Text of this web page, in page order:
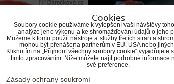
Cookies
Soubory cookie používáme k vylepšení vaší návštěvy
analýze jeho výkonu a ke shromažďování údajů o jeho
Můžeme k tomu použít nástroje a služby třetích stran a
mohou být přenášena partnerům v EU, USA nebo
Kliknutím na „Přijmout všechny soubory cookie“ vyjadřujete
tímto zpracováním. Níže můžete najít podrobné informace
své preference.
Zásady ochrany soukromí